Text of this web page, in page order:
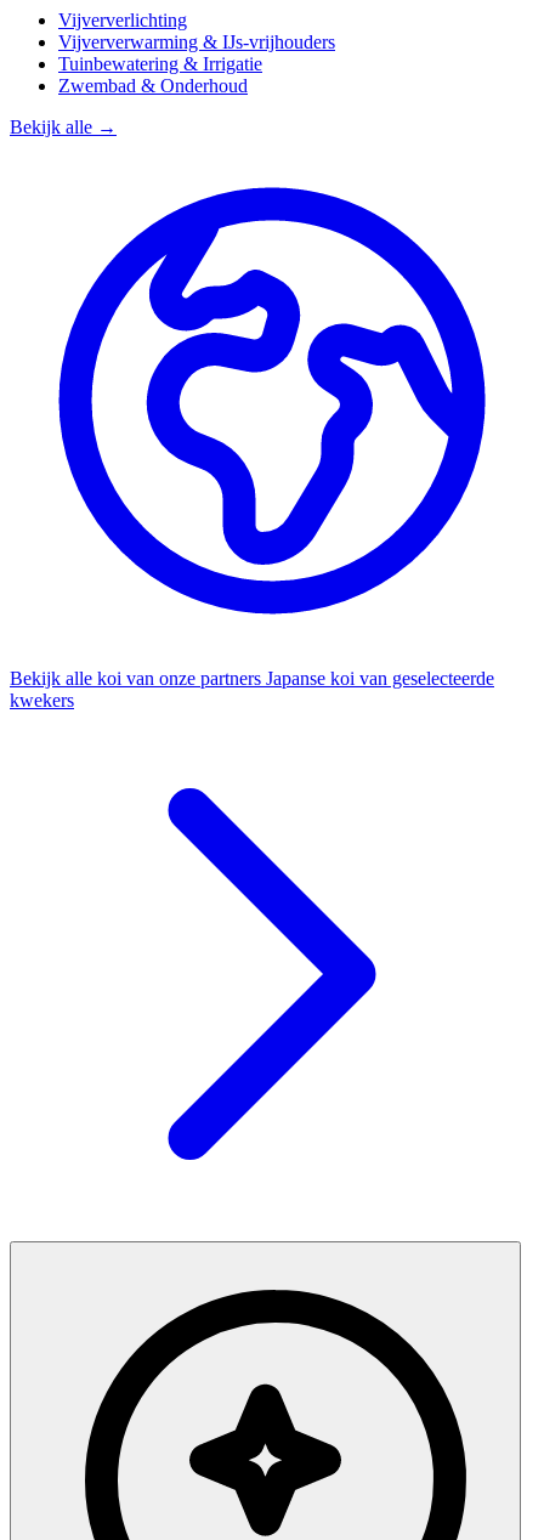
Vijververlichting
Vijververwarming & IJs-vrijhouders
Tuinbewatering & Irrigatie
Zwembad & Onderhoud
Bekijk alle →
Bekijk alle koi van onze partners Japanse koi van geselecteerde
kwekers